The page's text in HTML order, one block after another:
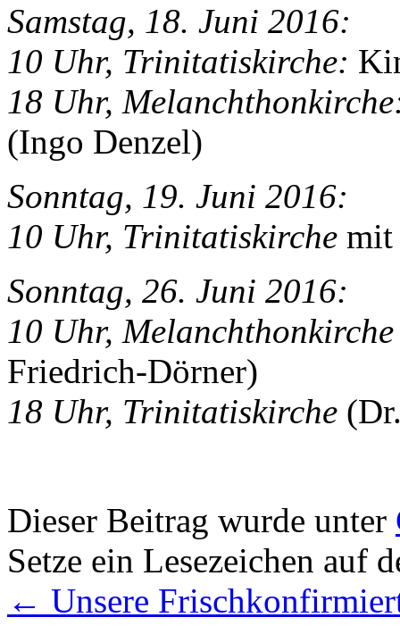
Samstag, 18. Juni 2016:
10 Uhr, Trinitatiskirche:
18 Uhr,
(Ingo Denzel)
Sonntag, 19. Juni 2016:
10 Uhr, Trinitatiskirche mit
Sonntag, 26. Juni 2016:
10 Uhr, Melanchthonkirche
Friedrich-Dörner)
18 Uhr, Trinitatiskirche
Dieser Beitrag wurde unter
Setze ein Lesezeichen auf
← Unsere